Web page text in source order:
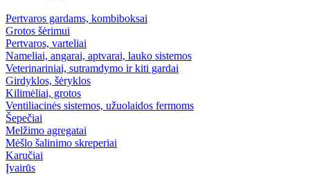
Pertvaros gardams, kombiboksai
Grotos šėrimui
Pertvaros, varteliai
Nameliai, angarai, aptvarai, lauko sistemos
Veterinariniai, sutramdymo ir kiti gardai
Girdyklos, šėryklos
Kilimėliai, grotos
Ventiliacinės sistemos, užuolaidos fermoms
Šepečiai
Melžimo agregatai
Mėšlo šalinimo skreperiai
Karučiai
Įvairūs